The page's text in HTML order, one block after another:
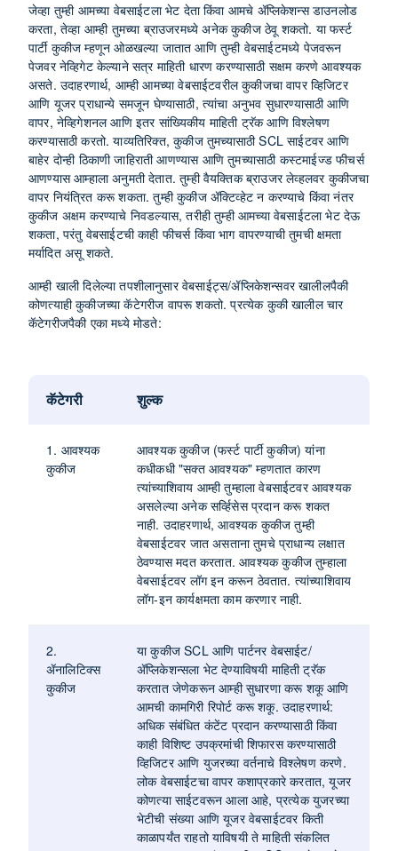
जेव्हा तुम्ही आमच्या वेबसाईटला भेट देता किंवा आमचे ॲप्लिकेशन्स डाउनलोड
करता, तेव्हा आम्ही तुमच्या ब्राउजरमध्ये अनेक कुकीज ठेवू शकतो. या फर्स्ट
पार्टी कुकीज म्हणून ओळखल्या जातात आणि तुम्ही वेबसाईटमध्ये पेजवरून
पेजवर नेव्हिगेट केल्याने सत्र माहिती धारण करण्यासाठी सक्षम करणे आवश्यक
असते. उदाहरणार्थ, आम्ही आमच्या वेबसाईटवरील कुकीजचा वापर व्हिजिटर
आणि यूजर प्राधान्ये समजून घेण्यासाठी, त्यांचा अनुभव सुधारण्यासाठी आणि
वापर, नेव्हिगेशनल आणि इतर सांख्यिकीय माहिती ट्रॅक आणि विश्लेषण
करण्यासाठी करतो. याव्यतिरिक्त, कुकीज तुमच्यासाठी SCL साईटवर आणि
बाहेर दोन्ही ठिकाणी जाहिराती आणण्यास आणि तुमच्यासाठी कस्टमाईज्ड फीचर्स
आणण्यास आम्हाला अनुमती देतात. तुम्ही वैयक्तिक ब्राउजर लेव्हलवर कुकीजचा
वापर नियंत्रित करू शकता. तुम्ही कुकीज ॲक्टिव्हेट न करण्याचे किंवा नंतर
कुकीज अक्षम करण्याचे निवडल्यास, तरीही तुम्ही आमच्या वेबसाईटला भेट देऊ
शकता, परंतु वेबसाईटची काही फीचर्स किंवा भाग वापरण्याची तुमची क्षमता
मर्यादित असू शकते.
आम्ही खाली दिलेल्या तपशीलानुसार वेबसाईट्स/ॲप्लिकेशन्सवर खालीलपैकी
कोणत्याही कुकीजच्या कॅटेगरीज वापरू शकतो. प्रत्येक कुकी खालील चार
कॅटेगरीजपैकी एका मध्ये मोडते:
कॅटेगरी शुल्क
1. आवश्यक
कुकीज
आवश्यक कुकीज (फर्स्ट पार्टी कुकीज) यांना
कधीकधी "सक्त आवश्यक" म्हणतात कारण
त्यांच्याशिवाय आम्ही तुम्हाला वेबसाईटवर आवश्यक
असलेल्या अनेक सर्व्हिसेस प्रदान करू शकत
नाही. उदाहरणार्थ, आवश्यक कुकीज तुम्ही
वेबसाईटवर जात असताना तुमचे प्राधान्य लक्षात
ठेवण्यास मदत करतात. आवश्यक कुकीज तुम्हाला
वेबसाईटवर लॉग इन करून ठेवतात. त्यांच्याशिवाय
लॉग-इन कार्यक्षमता काम करणार नाही.
2.
ॲनालिटिक्स
कुकीज
या कुकीज SCL आणि पार्टनर वेबसाईट/
ॲप्लिकेशन्सला भेट देण्याविषयी माहिती ट्रॅक
करतात जेणेकरून आम्ही सुधारणा करू शकू आणि
आमची कामगिरी रिपोर्ट करू शकू. उदाहरणार्थ:
अधिक संबंधित कंटेंट प्रदान करण्यासाठी किंवा
काही विशिष्ट उपक्रमांची शिफारस करण्यासाठी
व्हिजिटर आणि युजरच्या वर्तनाचे विश्लेषण करणे.
लोक वेबसाईटचा वापर कशाप्रकारे करतात, यूजर
कोणत्या साईटवरून आला आहे, प्रत्येक युजरच्या
भेटीची संख्या आणि यूजर वेबसाईटवर किती
काळापर्यंत राहतो याविषयी ते माहिती संकलित